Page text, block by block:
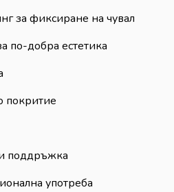
за фиксиране на чувал
по-добра естетика
покритие
поддръжка
употреба